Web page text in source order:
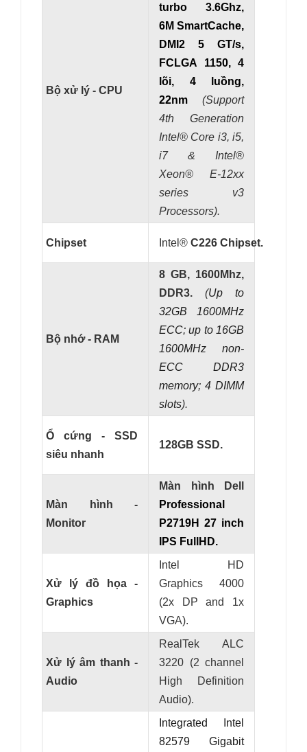
Bộ xử lý - CPU
turbo 3.6Ghz,
6M SmartCache,
DMI2 5 GT/s,
FCLGA 1150, 4
lõi, 4 luồng,
22nm (Support
4th Generation
Intel® Core i3, i5,
i7 & Intel®
Xeon® E-12xx
series v3
Processors).
Chipset Intel® C226 Chipset.
Bộ nhớ - RAM
8 GB, 1600Mhz,
DDR3.
(Up to
32GB 1600MHz
ECC; up to 16GB
1600MHz non-
ECC DDR3
memory; 4 DIMM
slots).
Ổ cứng - SSD
siêu nhanh
128GB SSD.
Màn hình -
Monitor
Màn hình Dell
Professional
P2719H 27 inch
IPS FullHD.
Xử lý đồ họa -
Graphics
Intel HD
Graphics 4000
(2x DP and 1x
VGA).
Xử lý âm thanh -
Audio
RealTek ALC
3220 (2 channel
High Definition
Audio).
Integrated Intel
82579 Gigabit